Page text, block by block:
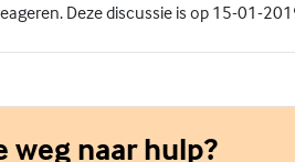
Deze discussie is op 15-01-
weg naar hulp?